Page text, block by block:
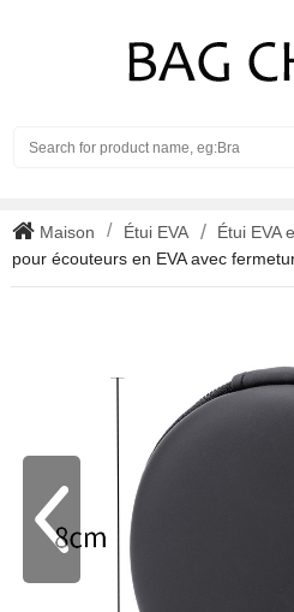
Maison Étui EVA Étui EVA
pour écouteurs en EVA avec